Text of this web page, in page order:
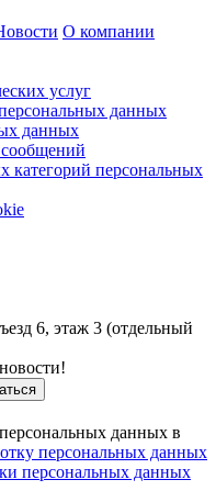
О компании
услуг
данных
данных
категорий персональных
6, этаж 3 (отдельный
данных в
персональных данных
персональных данных